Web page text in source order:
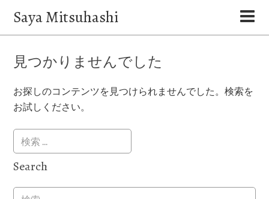
Saya Mitsuhashi
見つかりませんでした
お探しのコンテンツを見つけられませんでした。検索を
お試しください。
Search